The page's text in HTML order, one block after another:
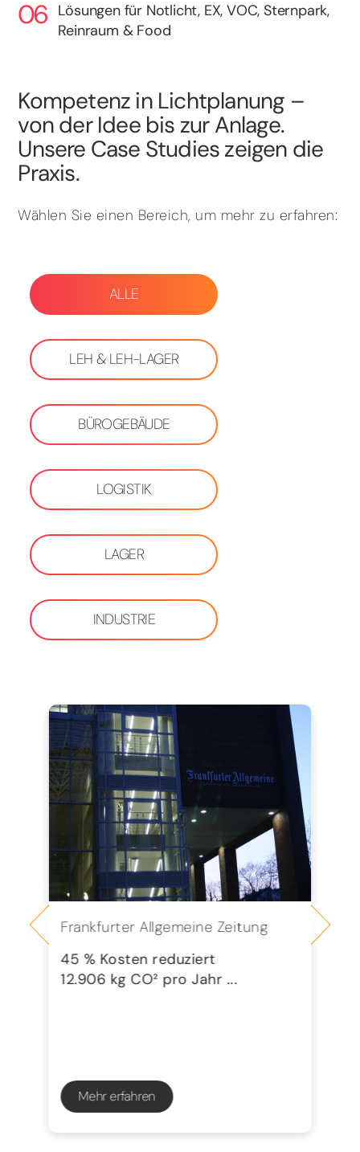
Lösungen für Notlicht, EX, VOC, Sternpark,
Reinraum & Food
Kompetenz in Lichtplanung –
von der Idee bis zur Anlage.
Unsere Case Studies zeigen die
Praxis.
Wählen Sie einen Bereich, um mehr zu erfahren:
ALLE
LEH & LEH-LAGER
BÜROGEBÄUDE
LOGISTIK
LAGER
INDUSTRIE
Frankfurter Allgemeine Zeitung
45 % Kosten reduziert
12.906 kg CO² pro Jahr ...
Mehr erfahren